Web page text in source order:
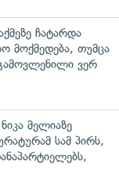
ჩატარდა
მოქმედება, თუმცა
ვერ
მელიაზე
სამ პირს,